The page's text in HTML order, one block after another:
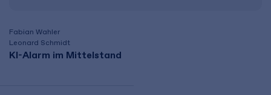
Fabian Wahler
Leonard Schmidt
KI-Alarm im Mittelstand